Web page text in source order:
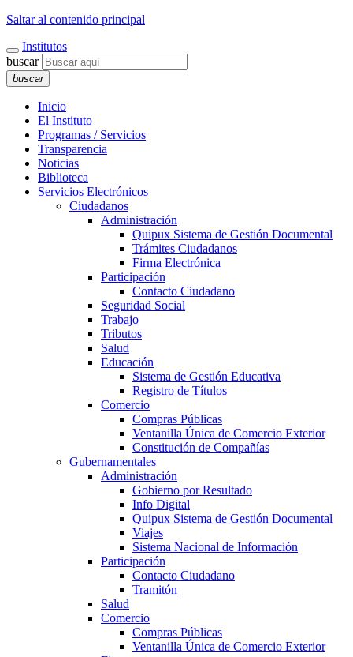
Saltar al contenido principal
Institutos
buscar
buscar
Inicio
El Instituto
Programas / Servicios
Transparencia
Noticias
Biblioteca
Servicios Electrónicos
Ciudadanos
Administración
Quipux Sistema de Gestión Documental
Trámites Ciudadanos
Firma Electrónica
Participación
Contacto Ciudadano
Seguridad Social
Trabajo
Tributos
Salud
Educación
Sistema de Gestión Educativa
Registro de Títulos
Comercio
Compras Públicas
Ventanilla Única de Comercio Exterior
Constitución de Compañías
Gubernamentales
Administración
Gobierno por Resultado
Info Digital
Quipux Sistema de Gestión Documental
Viajes
Sistema Nacional de Información
Participación
Contacto Ciudadano
Tramitón
Salud
Comercio
Compras Públicas
Ventanilla Única de Comercio Exterior